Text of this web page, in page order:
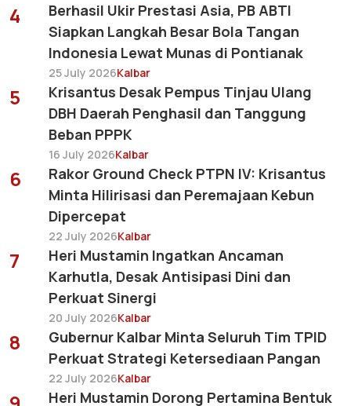
4
Berhasil Ukir Prestasi Asia, PB ABTI
Siapkan Langkah Besar Bola Tangan
Indonesia Lewat Munas di Pontianak
25 July 2026Kalbar
5
Krisantus Desak Pempus Tinjau Ulang
DBH Daerah Penghasil dan Tanggung
Beban PPPK
16 July 2026Kalbar
6
Rakor Ground Check PTPN IV: Krisantus
Minta Hilirisasi dan Peremajaan Kebun
Dipercepat
22 July 2026Kalbar
7
Heri Mustamin Ingatkan Ancaman
Karhutla, Desak Antisipasi Dini dan
Perkuat Sinergi
20 July 2026Kalbar
8
Gubernur Kalbar Minta Seluruh Tim TPID
Perkuat Strategi Ketersediaan Pangan
22 July 2026Kalbar
Heri Mustamin Dorong Pertamina Bentuk